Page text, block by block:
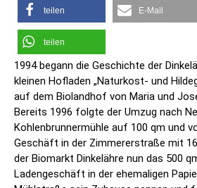
teilen E-Mail
teilen
1994 begann die Geschichte der
kleinen Hofladen „Naturkost- und
auf dem Biolandhof von Maria und
Bereits 1996 folgte der Umzug nach
Kohlenbrunnermühle auf 100 qm und
Geschäft in der Zimmererstraße mit
der Biomarkt Dinkelähre nun das 500
Ladengeschäft in der ehemaligen